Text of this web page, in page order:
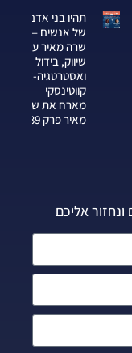
תהיו בני אדם
של אנשים —
שרה מאיר על
שיווק, בידול
ואסטרטגיה-צחי
קווטינסקי
מארח את שרה
מאיר פרק 339
אליכם